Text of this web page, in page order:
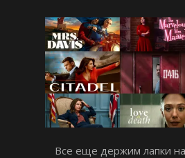
Все еще держим лапки